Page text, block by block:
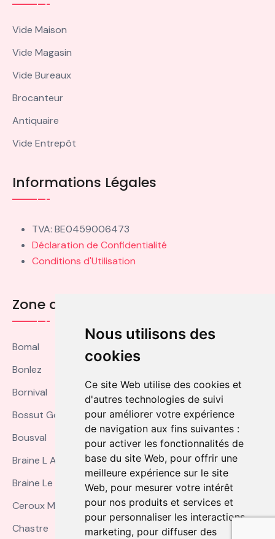
Nous utilisons des
cookies
Ce site Web utilise des cookies et
d'autres technologies de suivi
pour améliorer votre expérience
de navigation aux fins suivantes :
pour activer les fonctionnalités de
base du site Web, pour offrir une
meilleure expérience sur le site
Web, pour mesurer votre intérêt
pour nos produits et services et
pour personnaliser les interactions
marketing, pour diffuser des
Vide Maison
Vide Magasin
Vide Bureaux
Brocanteur
Antiquaire
Vide Entrepôt
Informations Légales
TVA: BE0459006473
Déclaration de Confidentialité
Conditions d'Utilisation
Zone de Couverture
Bomal
Bonlez
Bornival
Bossut Gottechain
Bousval
Braine L Alleud
Braine Le Chateau
Ceroux Mousty
Chastre